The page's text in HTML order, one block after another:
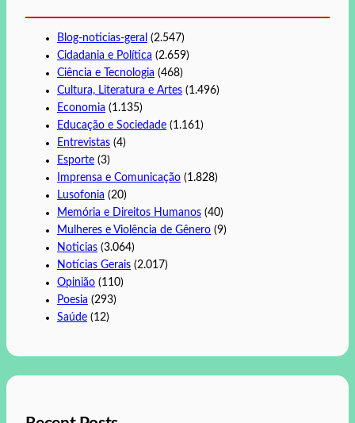
Blog-noticias-geral (2.547)
Cidadania e Política (2.659)
Ciência e Tecnologia (468)
Cultura, Literatura e Artes (1.496)
Economia (1.135)
Educação e Sociedade (1.161)
Entrevistas (4)
Esporte (3)
Imprensa e Comunicação (1.828)
Lusofonia (20)
Memória e Direitos Humanos (40)
Mulheres e Violência de Gênero (9)
Noticias (3.064)
Notícias Gerais (2.017)
Opinião (110)
Poesia (293)
Saúde (12)